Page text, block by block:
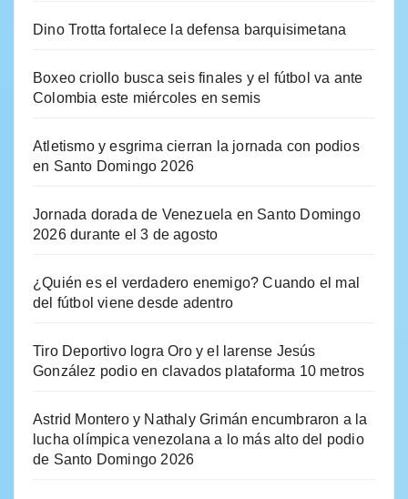
Dino Trotta fortalece la defensa barquisimetana
Boxeo criollo busca seis finales y el fútbol va ante
Colombia este miércoles en semis
Atletismo y esgrima cierran la jornada con podios
en Santo Domingo 2026
Jornada dorada de Venezuela en Santo Domingo
2026 durante el 3 de agosto
¿Quién es el verdadero enemigo? Cuando el mal
del fútbol viene desde adentro
Tiro Deportivo logra Oro y el larense Jesús
González podio en clavados plataforma 10 metros
Astrid Montero y Nathaly Grimán encumbraron a la
lucha olímpica venezolana a lo más alto del podio
de Santo Domingo 2026